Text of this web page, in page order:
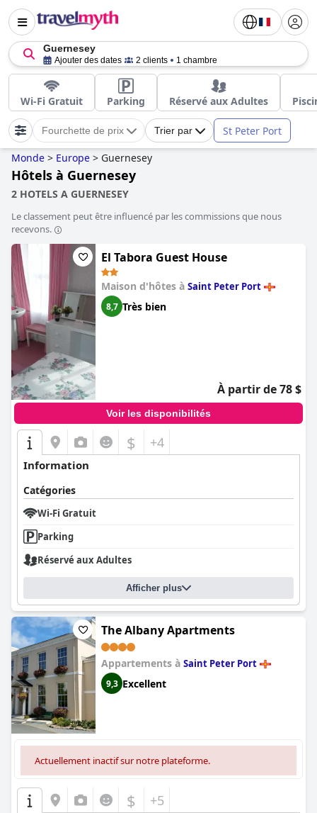
Guernesey
Ajouter des dates 2 clients 1 chambre
Wi-Fi Gratuit Parking Réservé aux Adultes
Fourchette de prix Trier par St Peter Port
Monde > Europe > Guernesey
Hôtels à Guernesey
2 HOTELS A GUERNESEY
Le classement peut être influencé par les commissions que nous
recevons.
El Tabora Guest House
Maison d'hôtes à Saint Peter Port
8,7 Très bien
À partir de 78 $
Voir les disponibilités
$ +4
Information
Catégories
Wi-Fi Gratuit
Parking
Réservé aux Adultes
Afficher plus
The Albany Apartments
Appartements à Saint Peter Port
9,3 Excellent
Actuellement inactif sur notre plateforme.
$ +5